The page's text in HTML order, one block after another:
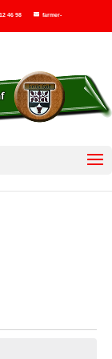
46 98
farmer-